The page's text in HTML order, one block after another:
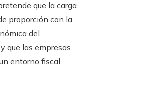
que la carga
proporción con la
del
que las empresas
entorno fiscal